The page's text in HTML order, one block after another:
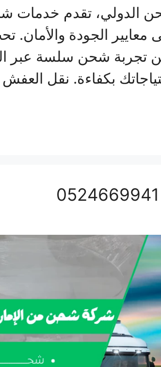
الدولي، تقدم خدمات
معايير الجودة والأمان.
شحن سلسة عبر
بكفاءة. نقل